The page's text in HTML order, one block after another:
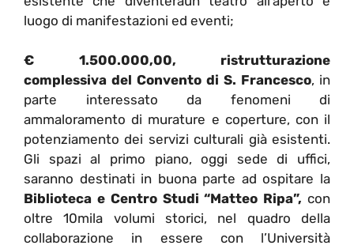
luogo di manifestazioni ed eventi;
€ 1.500.000,00, ristrutturazione
complessiva del Convento di S. Francesco, in
parte interessato da fenomeni di
ammaloramento di murature e coperture, con il
potenziamento dei servizi culturali già esistenti.
Gli spazi al primo piano, oggi sede di uffici,
saranno destinati in buona parte ad ospitare la
Biblioteca e Centro Studi “Matteo Ripa”, con
oltre 10mila volumi storici, nel quadro della
collaborazione in essere con l’Università